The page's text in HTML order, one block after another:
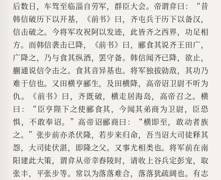
后数日，车驾至临淄自劳军，群臣大会。帝谓弇曰：“昔
韩信破历下以开基，《前书》曰，齐屯兵于历下以备汉，
信击破之。今将军攻祝阿以发迹，此皆齐之西界，功足相
方。而韩信袭击已降，《前书》曰，郦食其说齐王田广，
广降之，乃与食其纵酒，罢守备。韩信闻齐已降，欲止，
蒯通说信令击之。食其音异基也。将军独拔勍敌，其功乃
难于信也。又田横亨郦生，及田横降，高帝诏卫尉不听为
仇。《前书》曰，齐既破，横走居海岛，高帝召之。横
曰：“臣亨陛下之使郦食其，今闻其弟商为卫尉，臣恐
惧，不敢奉诏。”高帝诏郦商曰：“横即至，敢动者族
之。”张步前亦杀伏隆，若步来归命，吾当诏大司徒释其
怨，大司徒伏湛，即隆之父。又事尤相类也。将军前在南
阳建此大策，谓弇从帝幸舂陵时，请收上谷兵定彭宠，取
张丰，平张步等。常以为落落难合，落落犹疏阔也。有志